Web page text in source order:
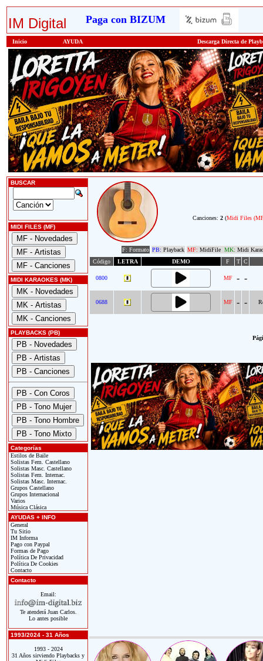
IM Digital Paga con BIZUM
Inicio AYUDA Descarga Directa de
BUSCAR
MIDI FILES (MF)
MIDI KARAOKES (MK)
PLAYBACKS (PB)
Categorías
Estilos de Baile
Solistas Fem. Castellano
Solistas Masc. Castellano
Solistas Fem. Internac.
Solistas Masc. Internac.
Grupos Castellano
Grupos Internacional
Varios
Música Clásica
AYUDAS + INFO
General
Tu Sitio
IM Informa
Pago con Paypal
Formas de Pago
Política De Privacidad
Política De Cookies
Contacto
Contacto
Email:
Te atenderá Juan Carlos.
Lo antes posible
1993/2024 - 31 Años
1993 - 2024
31 Años sirviendo Playbacks y
Canciones: 2 (Midi Files
F: Formato PB: Playback MF: MidiFile MK: Midi
Código
LETRA DEMO F T C
0800 MF - -
0688 MF - -